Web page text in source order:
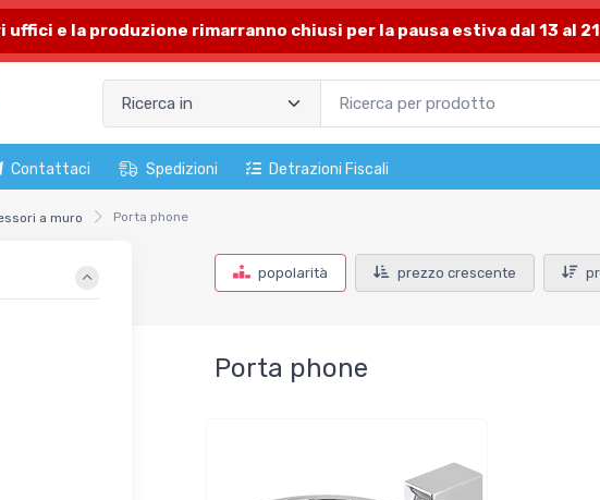
uffici e la produzione rimarranno chiusi per la pausa estiva dal 13 al
Contattaci Spedizioni Detrazioni Fiscali
a muro Porta phone
popolarità prezzo crescente
Porta phone